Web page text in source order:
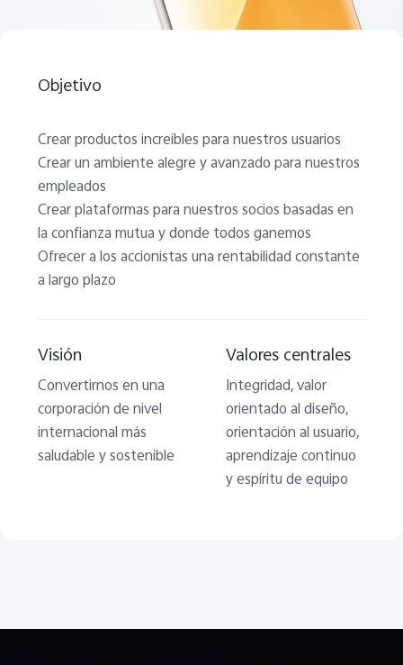
Objetivo
Crear productos increíbles para nuestros usuarios
Crear un ambiente alegre y avanzado para nuestros
empleados
Crear plataformas para nuestros socios basadas en
la confianza mutua y donde todos ganemos
Ofrecer a los accionistas una rentabilidad constante
a largo plazo
Visión
Convertirnos en una
corporación de nivel
internacional más
saludable y sostenible
Valores centrales
Integridad, valor
orientado al diseño,
orientación al usuario,
aprendizaje continuo
y espíritu de equipo